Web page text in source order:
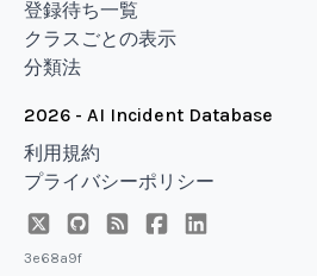
登録待ち一覧
クラスごとの表示
分類法
2026 - AI Incident Database
利用規約
プライバシーポリシー
3e68a9f